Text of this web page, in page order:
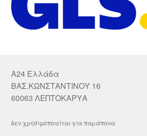
A24 Ελλάδα
ΒΑΣ.ΚΩΝΣΤΑΝΤΙΝΟΥ 16
60063 ΛΕΠΤΟΚΑΡΥΑ
δεν χρησιμοποιείται για παράπονα